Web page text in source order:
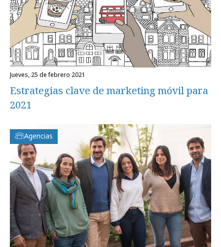
jueves, 25 de febrero 2021
Estrategias clave de marketing móvil para
2021
Agencias